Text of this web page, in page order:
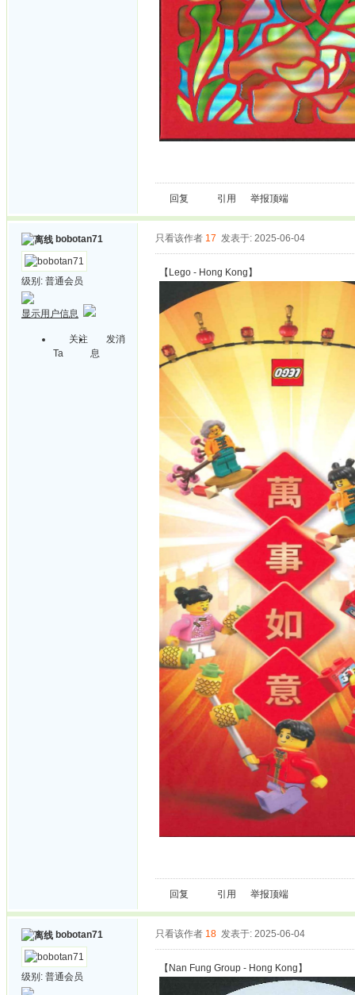
回复 引用 举报顶端
bobotan71
级别: 普通会员
显示用户信息
关注
Ta
发消
息
只看该作者 17 发表于: 2025-06-04
【Lego - Hong Kong】
回复 引用 举报顶端
bobotan71
级别: 普通会员
只看该作者 18 发表于: 2025-06-04
【Nan Fung Group - Hong Kong】